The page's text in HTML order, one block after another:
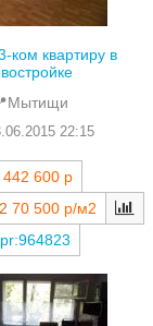
ком квартиру в
22:15
442 600 р
70 500 р/м2